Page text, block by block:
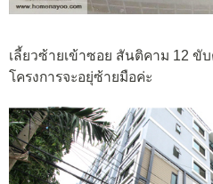
เลี้ยวซ้ายเข้าซอย สันติคาม 12 ขั
โครงการจะอยุ่ซ้ายมือค่ะ